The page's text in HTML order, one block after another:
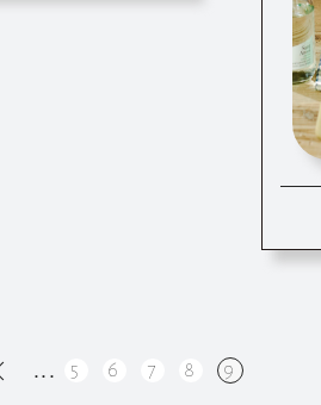
5 6 7 8 9